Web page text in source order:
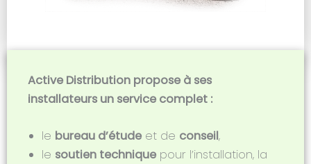
Active Distribution propose à ses
installateurs un service complet :
le bureau d’étude et de conseil,
le soutien technique pour l’installation, la